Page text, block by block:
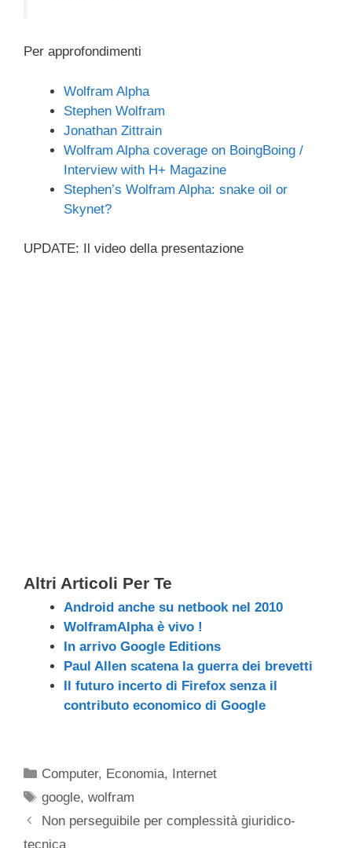
Per approfondimenti
Wolfram Alpha
Stephen Wolfram
Jonathan Zittrain
Wolfram Alpha coverage on BoingBoing /
Interview with H+ Magazine
Stephen’s Wolfram Alpha: snake oil or
Skynet?
UPDATE: Il video della presentazione
Altri Articoli Per Te
Android anche su netbook nel 2010
WolframAlpha è vivo !
In arrivo Google Editions
Paul Allen scatena la guerra dei brevetti
Il futuro incerto di Firefox senza il
contributo economico di Google
Categorie
Computer, Economia, Internet
Tag
google,wolfram
Non perseguibile per complessità giuridico-
tecnica